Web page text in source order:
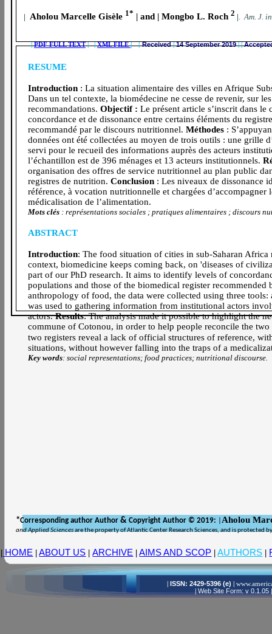
|ISSN: 2429-5396 (e) |
|Web Site Form: v 0.1.05
| HOME | ABOUT US | ARCHIVE | AIMS AND SCOP | AUTHORS |
RESUME
Introduction : La situation alimentaire des villes en Afrique
Dans un tel contexte, la biomédecine ne cesse de revenir, sur
recommandations. Objectif : Le présent article s’inscrit dans le
concordance et de dissonance entre certains éléments du
recommandé par le discours nutritionnel. Méthodes :
données ont été collectées au moyen de trois outils : une grille
servi pour le recueil des informations auprès des acteurs
l’échantillon est de 396 ménages et 13 acteurs institutionnels.
organisation des offres de service nutritionnel au plan public
registres de nutrition. Conclusion : Les niveaux de dissonance
référence, à vocation nutritionnelle et chargées d’accompagner
médicalisation de l’alimentation.
Mots clés : représentations sociales ; pratiques alimentaires ; discours
ABSTRACT
Introduction: The food situation of cities in sub-Saharan
context, biomedicine keeps coming back, on 'diseases of
part of our PhD research. It aims to identify levels of
populations and those of the biomedical register
anthropology of food, the data were collected using three
was used to gathering information from institutional actors
actors.Results: The analysis made it possible to highlight the
commune of Cotonou, in order to help people reconcile the
two registers reveal a lack of official structures of reference,
situations, without however falling into the traps of a
Key words: social representations; food practices; nutritional discourse.
*Corresponding author Author & Copyright Author © 2019: Aholou
and Applied Sciencesare the property of Atlantic Center Research Sciences, and is protected
| Aholou Marcelle Gisèle 1* | and | Mongbo L. Roch 2 | Am. J.
|PDF FULL TEXT| | XML FILE| | Received|14 September 2019||